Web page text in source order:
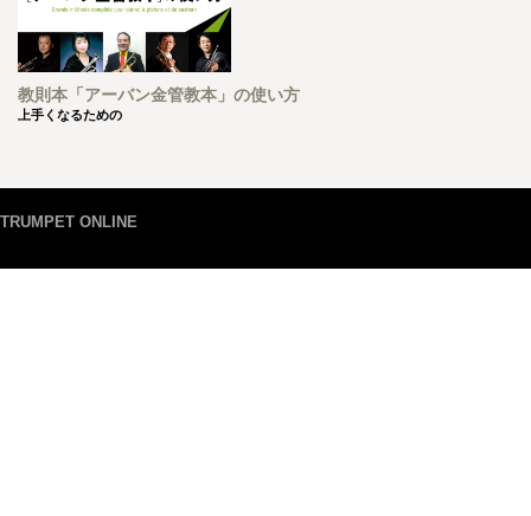
教則本「アーバン金管教本」の使い方
上手くなるための
TRUMPET ONLINE